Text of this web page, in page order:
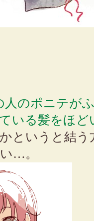
人のポニテが
いる髪をほ
というと結う
…。